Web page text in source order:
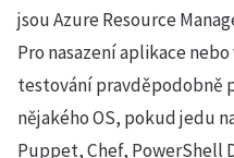
jsou Azure Resource
Pro nasazení aplikace
testování pravděpodobně
nějakého OS, pokud jedu
Puppet, Chef, PowerShell